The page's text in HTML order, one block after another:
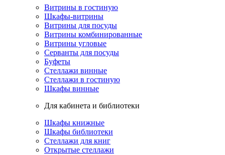
Витрины в гостиную
Шкафы-витрины
Витрины для посуды
Витрины комбинированные
Витрины угловые
Серванты для посуды
Буфеты
Стеллажи винные
Стеллажи в гостиную
Шкафы винные
Для кабинета и библиотеки
Шкафы книжные
Шкафы библиотеки
Стеллажи для книг
Открытые стеллажи